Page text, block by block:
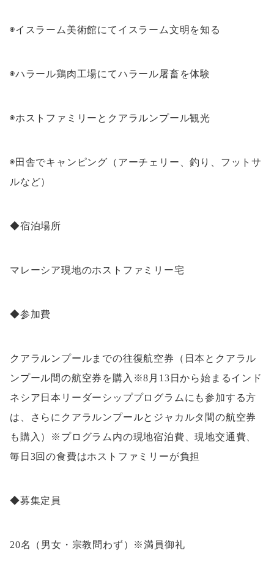
◉イスラーム美術館にてイスラーム文明を知る
◉ハラール鶏肉工場にてハラール屠畜を体験
◉ホストファミリーとクアラルンプール観光
◉田舎でキャンピング（アーチェリー、釣り、フットサ
ルなど）
◆宿泊場所
マレーシア現地のホストファミリー宅
◆参加費
クアラルンプールまでの往復航空券（日本とクアラル
ンプール間の航空券を購入※8月13日から始まるインド
ネシア日本リーダーシッププログラムにも参加する方
は、さらにクアラルンプールとジャカルタ間の航空券
も購入）※プログラム内の現地宿泊費、現地交通費、
毎日3回の食費はホストファミリーが負担
◆募集定員
20名（男女・宗教問わず）※満員御礼